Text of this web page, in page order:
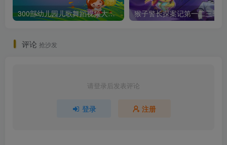
300部幼儿园儿歌舞蹈视频大合集
评论 抢沙发
请登录后发表评论
登录 注册